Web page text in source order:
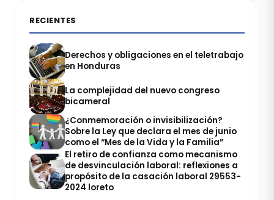
RECIENTES
Derechos y obligaciones en el teletrabajo
en Honduras
La complejidad del nuevo congreso
bicameral
¿Conmemoración o invisibilización?
Sobre la Ley que declara el mes de junio
como el “Mes de la Vida y la Familia”
El retiro de confianza como mecanismo
de desvinculación laboral: reflexiones a
propósito de la casación laboral 29553-
2024 loreto